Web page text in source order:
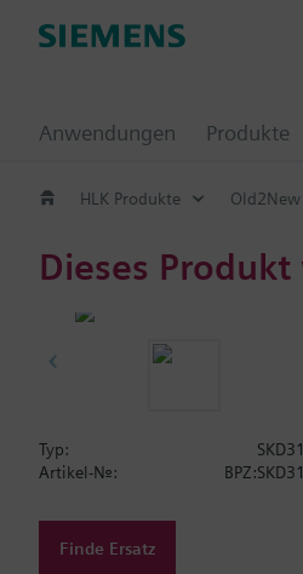
Anwendungen Produkte
HLK Produkte Old2New
Dieses
Typ:
Artikel-Nr.:
Finde Ersatz